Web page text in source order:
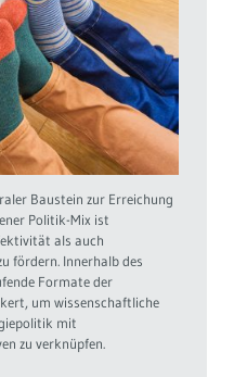
Baustein zur Erreichung
Politik-Mix ist
als auch
fördern. Innerhalb des
Formate der
um wissenschaftliche
mit
zu verknüpfen.